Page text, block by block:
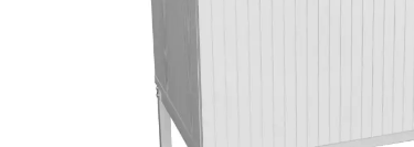
Laatikostot